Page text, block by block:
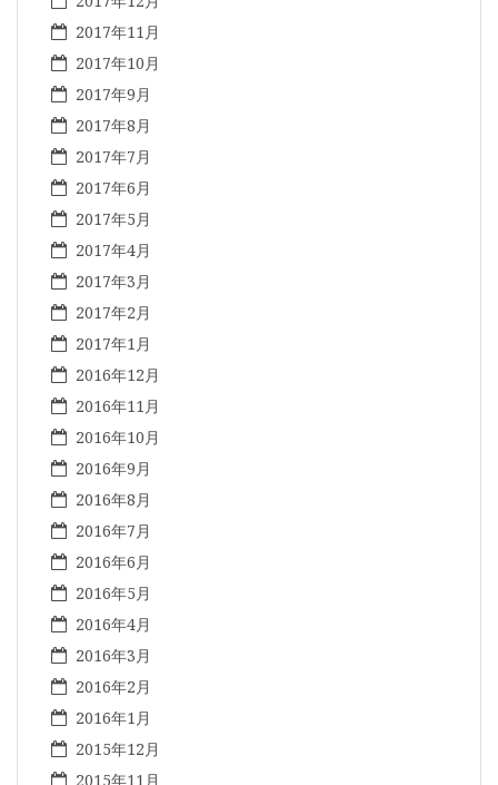
2017年11月
2017年10月
2017年9月
2017年8月
2017年7月
2017年6月
2017年5月
2017年4月
2017年3月
2017年2月
2017年1月
2016年12月
2016年11月
2016年10月
2016年9月
2016年8月
2016年7月
2016年6月
2016年5月
2016年4月
2016年3月
2016年2月
2016年1月
2015年12月
2015年11月